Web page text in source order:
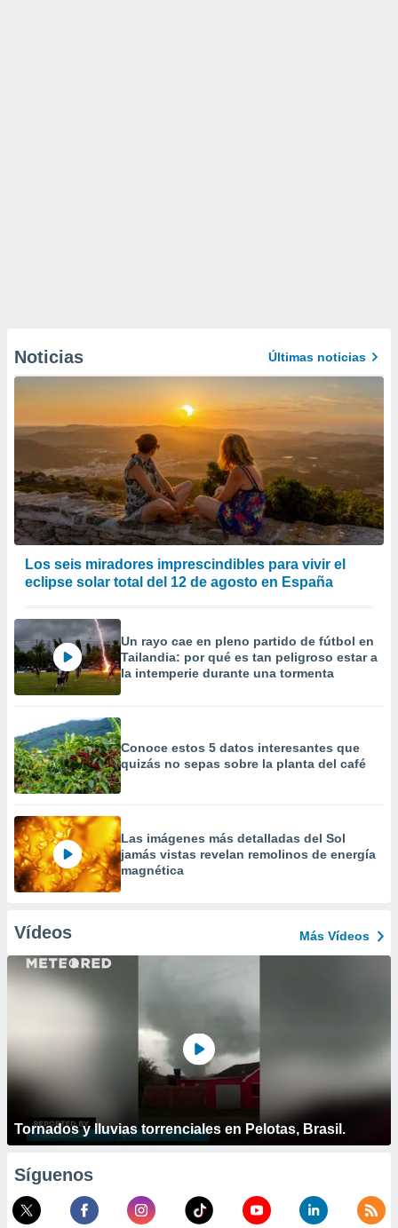
Noticias Últimas noticias
Los seis miradores imprescindibles para vivir el
eclipse solar total del 12 de agosto en España
Un rayo cae en pleno partido de fútbol en
Tailandia: por qué es tan peligroso estar a
la intemperie durante una tormenta
Conoce estos 5 datos interesantes que
quizás no sepas sobre la planta del café
Las imágenes más detalladas del Sol
jamás vistas revelan remolinos de energía
magnética
Vídeos Más Vídeos
Tornados y lluvias torrenciales en Pelotas, Brasil.
Síguenos